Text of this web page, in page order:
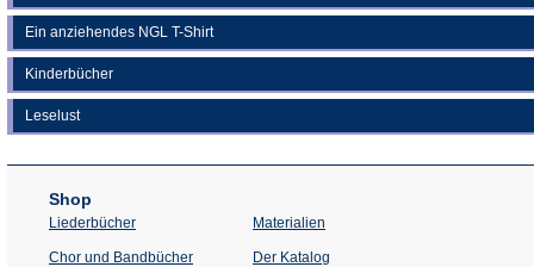
Ein anziehendes NGL T-Shirt
Kinderbücher
Leselust
Shop
Liederbücher
Chor und Bandbücher
Materialien
Der Katalog